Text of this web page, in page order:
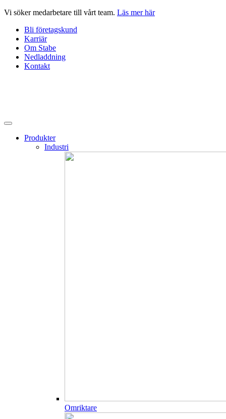
Hoppa
innehåll
Vi söker medarbetare till vårt team. Läs mer här
Bli företagskund
Karriär
Om Stabe
Nedladdning
Kontakt
Produkter
Industri
Omriktare